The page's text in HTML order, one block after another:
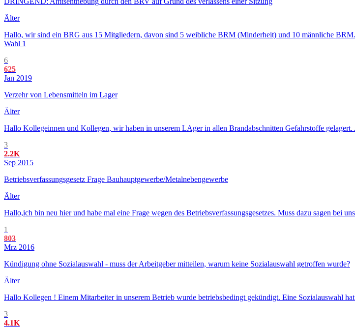
Älter
Hallo, wir sind ein BRG aus 15 Mitgliedern, davon sind 5 weibliche BRM (Minderheit) und 10 männliche
Wahl 1
6
625
Jan 2019
Verzehr von Lebensmitteln im Lager
Älter
Hallo Kollegeinnen und Kollegen, wir haben in unserem LAger in allen Brandabschnitten Gefahrstoffe
3
2.2K
Sep 2015
Betriebsverfassungsgesetz Frage Bauhauptgewerbe/Metalnebengewerbe
Älter
Hallo,ich bin neu hier und habe mal eine Frage wegen des Betriebsverfassungsgesetzes. Muss dazu sagen bei
1
803
Mrz 2016
Kündigung ohne Sozialauswahl - muss der Arbeitgeber mitteilen, warum keine Sozialauswahl getroffen wurde?
Älter
Hallo Kollegen ! Einem Mitarbeiter in unserem Betrieb wurde betriebsbedingt gekündigt. Eine Sozialauswahl
3
4.1K